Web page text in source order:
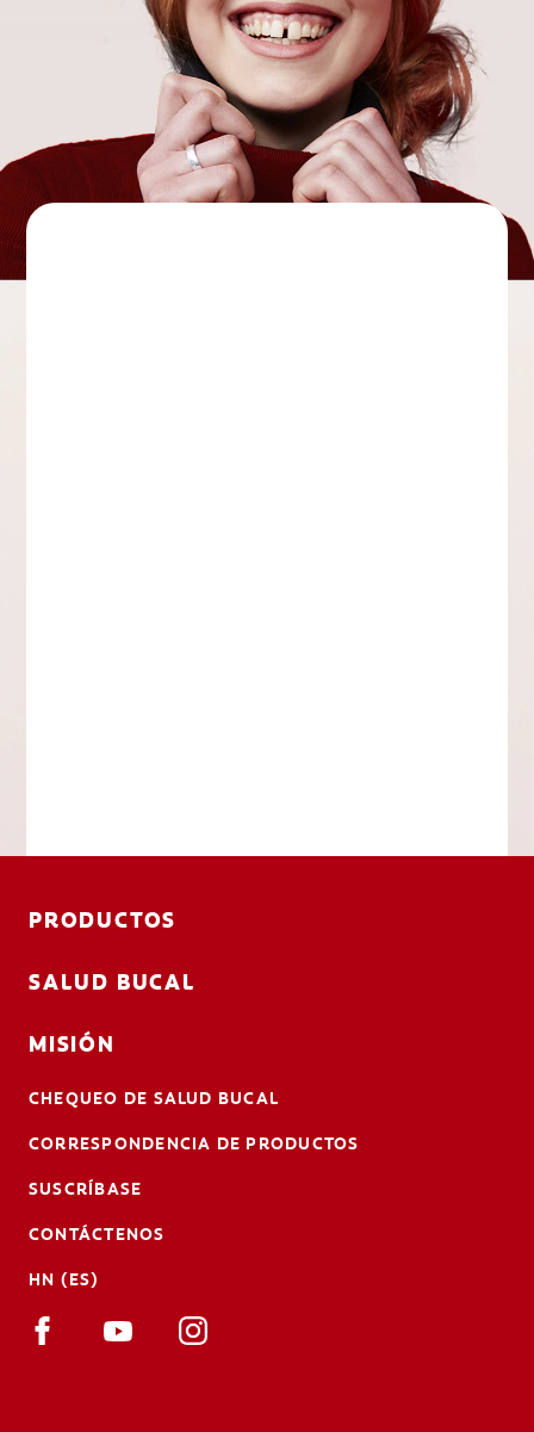
PRODUCTOS
SALUD BUCAL
MISIÓN
CHEQUEO DE SALUD BUCAL
CORRESPONDENCIA DE PRODUCTOS
SUSCRÍBASE
CONTÁCTENOS
HN (ES)